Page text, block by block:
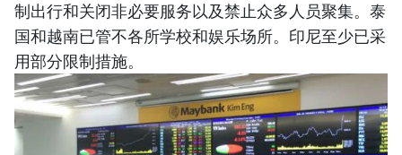
制出行和关闭非必要服务以及禁止众多人员聚集。泰
国和越南已管不各所学校和娱乐场所。印尼至少已采
用部分限制措施。